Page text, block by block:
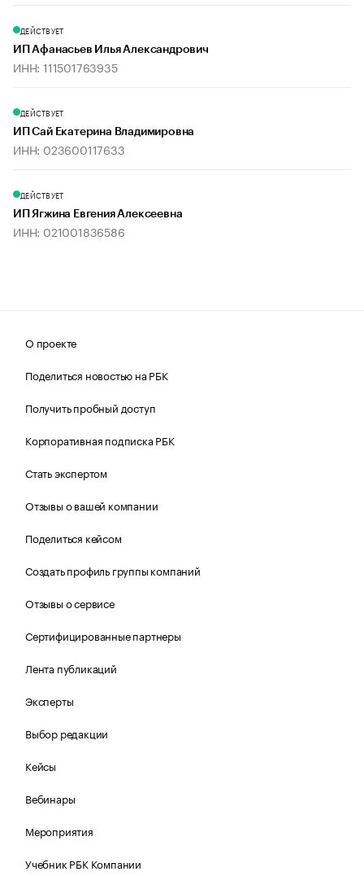
ДЕЙСТВУЕТ
ИП Афанасьев Илья Александрович
ИНН: 111501763935
ДЕЙСТВУЕТ
ИП Сай Екатерина Владимировна
ИНН: 023600117633
ДЕЙСТВУЕТ
ИП Ягжина Евгения Алексеевна
ИНН: 021001836586
О проекте
Поделиться новостью на РБК
Получить пробный доступ
Корпоративная подписка РБК
Стать экспертом
Отзывы о вашей компании
Поделиться кейсом
Создать профиль группы компаний
Отзывы о сервисе
Сертифицированные партнеры
Лента публикаций
Эксперты
Выбор редакции
Кейсы
Вебинары
Мероприятия
Учебник РБК Компании